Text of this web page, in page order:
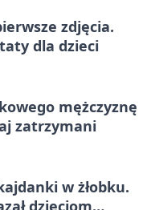
zdjęcia.
dla dzieci
mężczyznę
zatrzymani
w żłobku.